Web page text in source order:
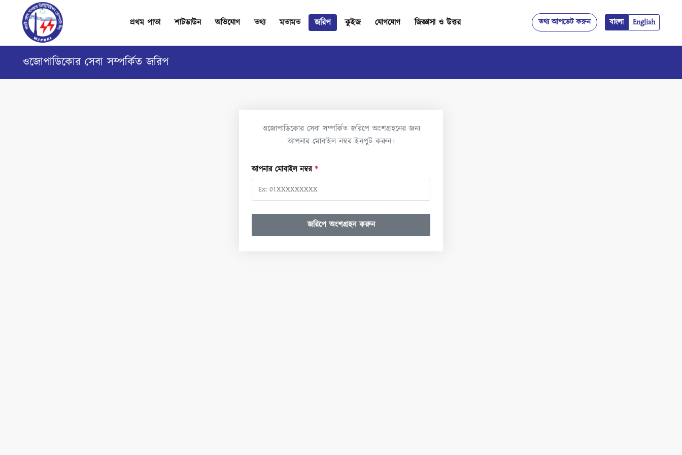
প্রথম পাতা শাটডাউন অভিযোগ তথ্য মতামত জরিপ কুইজ যোগযোগ জিজ্ঞাসা ও উত্তর তথ্য আপডেট করুন বাংলা English
ওজোপাডিকোর সেবা সম্পর্কিত জরিপ
ওজোপাডিকোর সেবা সম্পর্কিত জরিপে অংশগ্রহনের জন্য
আপনার মোবাইল নম্বর ইনপুট করুন।
আপনার মোবাইল নম্বর *
জরিপে অংশগ্রহন করুন